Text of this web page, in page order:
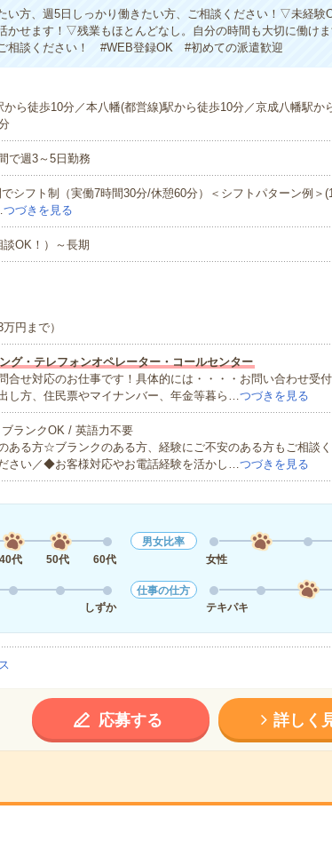
い方、週5日しっかり働きたい方、ご相談ください！▽未経験
かせます！▽残業もほとんどなし。自分の時間も大切に働け
相談ください！ #WEB登録OK #初めての派遣歓迎
から徒歩10分／本八幡(都営線)駅から徒歩10分／京成八幡駅か
で週3～5日勤務
シフト制（実働7時間30分/休憩60分）＜シフトパターン例＞
つづきを見る
OK！）～長期
円まで）
グ・テレフォンオペレーター・コールセンター
合せ対応のお仕事です！具体的には・・・・お問い合わせ受
方、住民票やマイナンバー、年金等暮ら…つづきを見る
ランクOK / 英語力不要
ある方☆ブランクのある方、経験にご不安のある方もご相談
さい／◆お客様対応やお電話経験を活かし…つづきを見る
40代 50代 60代
男女比率
女性
しずか
仕事の仕方
テキパキ
応募する 詳しく